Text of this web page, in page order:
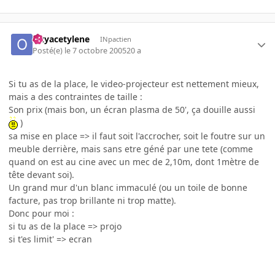
Oxyacetylene INpactien
Posté(e) le 7 octobre 200520 a
Si tu as de la place, le video-projecteur est nettement mieux,
mais a des contraintes de taille :
Son prix (mais bon, un écran plasma de 50', ça douille aussi
)
sa mise en place => il faut soit l'accrocher, soit le foutre sur un
meuble derrière, mais sans etre géné par une tete (comme
quand on est au cine avec un mec de 2,10m, dont 1mètre de
tête devant soi).
Un grand mur d'un blanc immaculé (ou un toile de bonne
facture, pas trop brillante ni trop matte).
Donc pour moi :
si tu as de la place => projo
si t'es limit' => ecran